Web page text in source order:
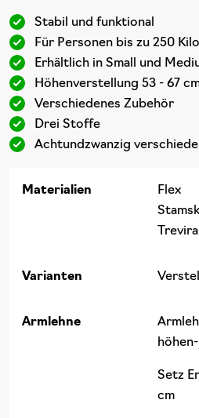
Stabil und funktional
Für Personen bis zu 250 Kilo
Erhältlich in Small und
Höhenverstellung 53 - 67
Verschiedenes Zubehör
Drei Stoffe
Achtundzwanzig
Materialien
Flex
Trevira
Varianten
Armlehne
Setz
cm